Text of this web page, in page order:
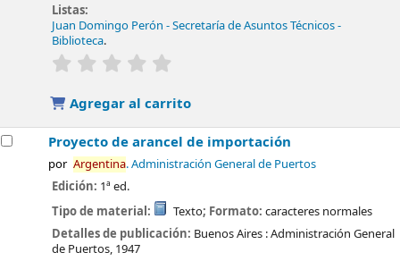
Listas:
Juan Domingo Perón - Secretaría de Asuntos Técnicos -
Biblioteca.
valoración
Agregar al carrito
Proyecto de arancel de importación
por Argentina. Administración General de Puertos
Edición: 1ª ed.
Tipo de material:
Texto; Formato: caracteres normales
Detalles de publicación: Buenos Aires :Administración General
de Puertos, 1947